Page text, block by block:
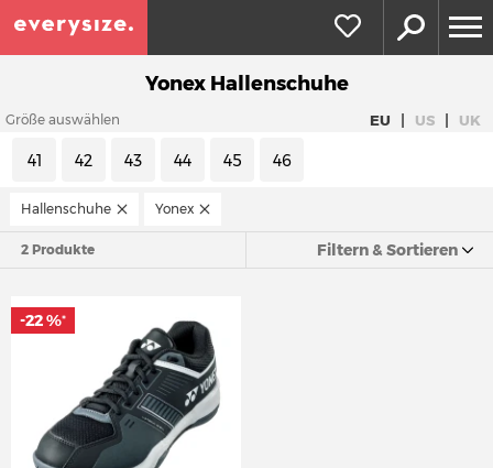
Yonex Hallenschuhe
Größe auswählen EU | US | UK
41 42 43 44 45 46
Hallenschuhe Yonex
2 Produkte Filtern & Sortieren
-22 %*